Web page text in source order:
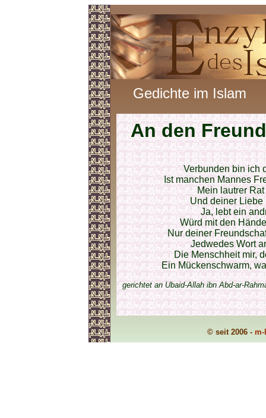
Gedichte im Islam
An den Freund
Verbunden bin ich
Ist manchen Mannes
Mein lautrer
Und deiner Liebe
Ja, lebt ein
Würd mit den
Nur deiner
Jedwedes Wort
Die Menschheit mir,
Ein Mückenschwarm,
gerichtet an Ubaid-Allah ibn Abd-ar-
© seit 2006 -